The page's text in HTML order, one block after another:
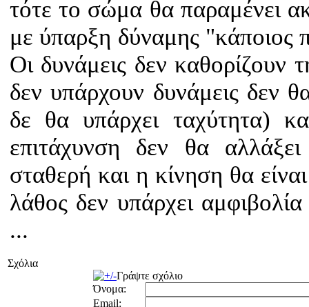
τότε το σώμα θα παραμένει
με ύπαρξη δύναμης "κάποιος
Οι δυνάμεις δεν καθορίζουν
δεν υπάρχουν δυνάμεις δεν
δε θα υπάρχει ταχύτητα)
επιτάχυνση δεν θα
σταθερή και η κίνηση θα
λάθος δεν υπάρχει
...
Σχόλια
Γράψτε σχόλιο
Όνομα:
Email: